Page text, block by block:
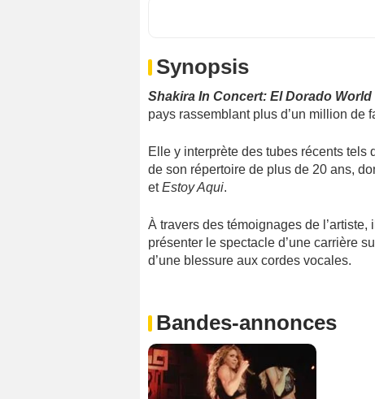
Synopsis
Shakira In Concert: El Dorado World
pays rassemblant plus d’un million de
Elle y interprète des tubes récents tels
de son répertoire de plus de 20 ans,
etEstoy Aqui.
À travers des témoignages de
présenter le spectacle d’une carrière
d’une blessure aux cordes vocales.
Bandes-annonces